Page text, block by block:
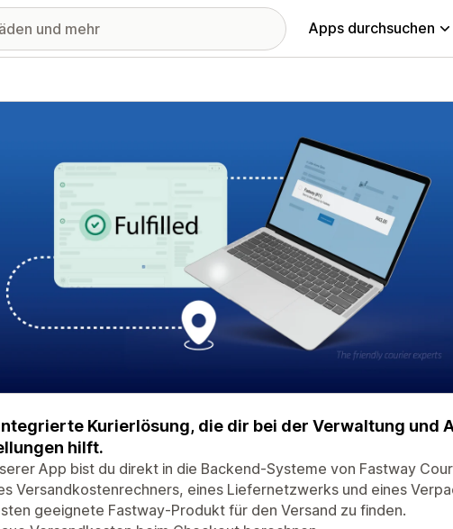
Apps durchsuchen
Bildergalerie
Kurierlösung, die dir bei der Verwaltung und
hilft.
App bist du direkt in die Backend-Systeme von Fastway
Versandkostenrechners, eines Liefernetzwerks und eines
geeignete Fastway-Produkt für den Versand zu finden.